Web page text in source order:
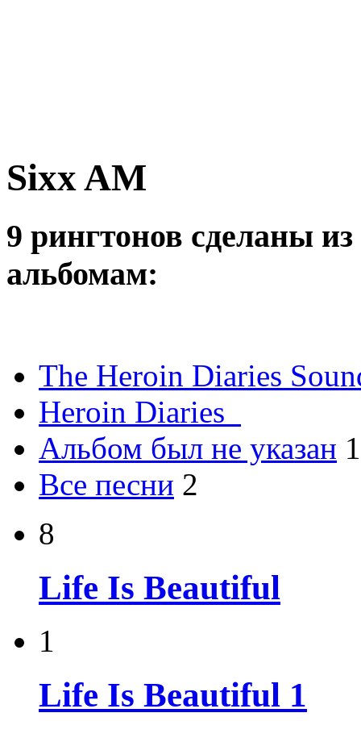
Sixx AM
9 рингтонов сделаны
альбомам:
The Heroin Diaries
Heroin Diaries_
Альбом был не указан 1
Все песни 2
8
Life Is Beautiful
1
Life Is Beautiful 1